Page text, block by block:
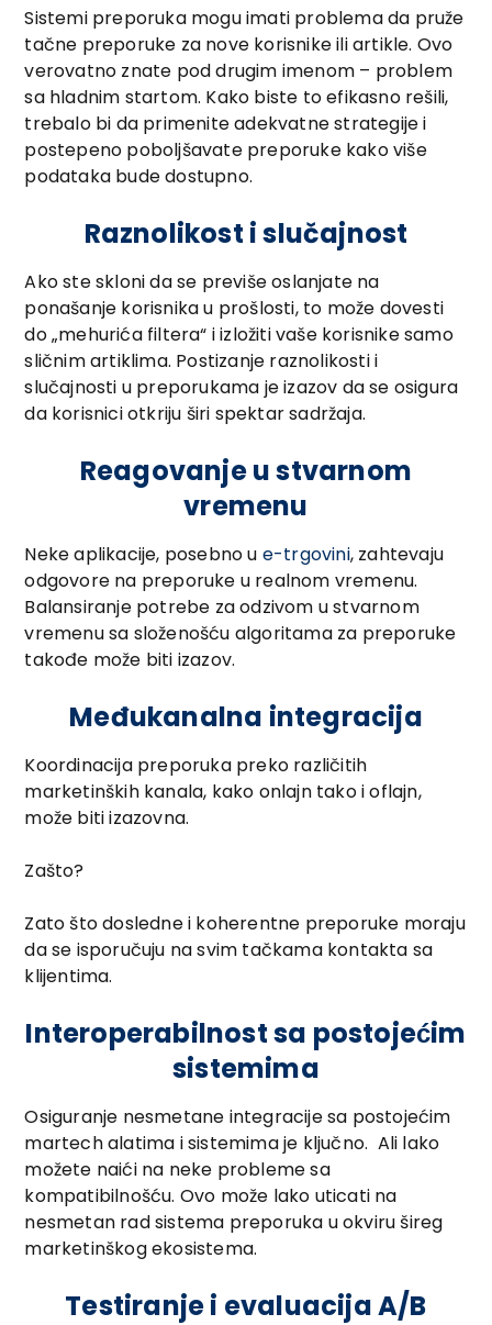
Sistemi preporuka mogu imati problema da pruže
tačne preporuke za nove korisnike ili artikle. Ovo
verovatno znate pod drugim imenom – problem
sa hladnim startom. Kako biste to efikasno rešili,
trebalo bi da primenite adekvatne strategije i
postepeno poboljšavate preporuke kako više
podataka bude dostupno.
Raznolikost i slučajnost
Ako ste skloni da se previše oslanjate na
ponašanje korisnika u prošlosti, to može dovesti
do „mehurića filtera“ i izložiti vaše korisnike samo
sličnim artiklima. Postizanje raznolikosti i
slučajnosti u preporukama je izazov da se osigura
da korisnici otkriju širi spektar sadržaja.
Reagovanje u stvarnom
vremenu
Neke aplikacije, posebno u e-trgovini, zahtevaju
odgovore na preporuke u realnom vremenu.
Balansiranje potrebe za odzivom u stvarnom
vremenu sa složenošću algoritama za preporuke
takođe može biti izazov.
Međukanalna integracija
Koordinacija preporuka preko različitih
marketinških kanala, kako onlajn tako i oflajn,
može biti izazovna.
Zašto?
Zato što dosledne i koherentne preporuke moraju
da se isporučuju na svim tačkama kontakta sa
klijentima.
Interoperabilnost sa postojećim
sistemima
Osiguranje nesmetane integracije sa postojećim
martech alatima i sistemima je ključno. Ali lako
možete naići na neke probleme sa
kompatibilnošću. Ovo može lako uticati na
nesmetan rad sistema preporuka u okviru šireg
marketinškog ekosistema.
Testiranje i evaluacija A/B